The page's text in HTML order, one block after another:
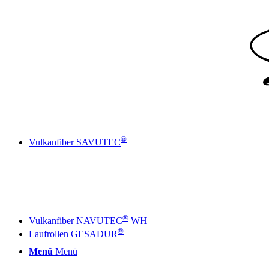
Menü Menü
Vulkanfiber SAVUTEC®
Vulkanfiber NAVUTEC® WH
Laufrollen GESADUR®